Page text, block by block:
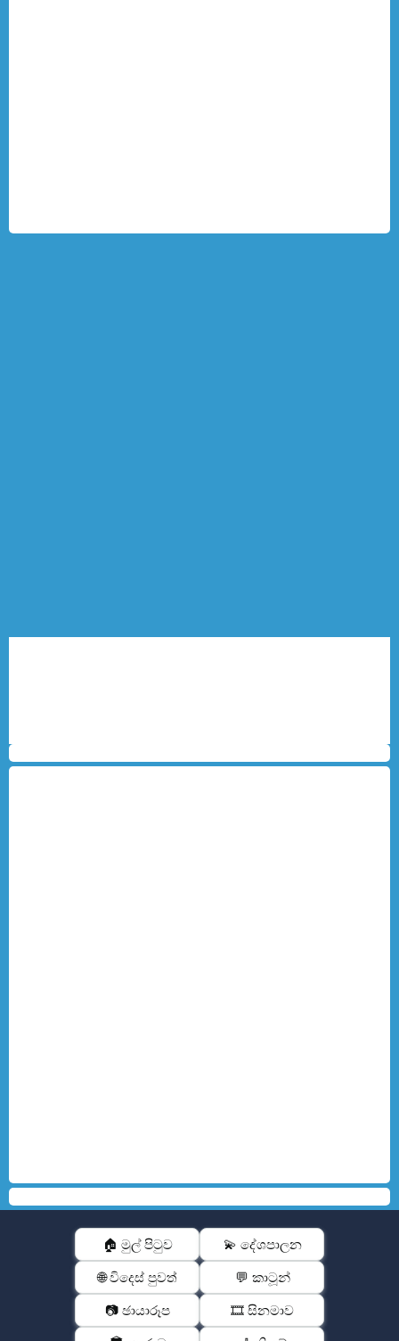
🏠 මුල් පිටුව 💫 දේශපාලන
🌐 විදෙස් පුවත් 💬 කාටූන්
📷 ඡායාරූප 🎞️ සිනමාව